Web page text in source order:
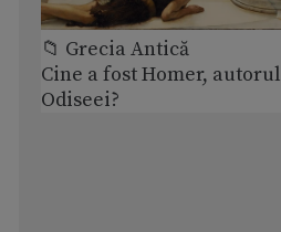
📁 Grecia Antică
Cine a fost Homer, autorul
Odiseei?